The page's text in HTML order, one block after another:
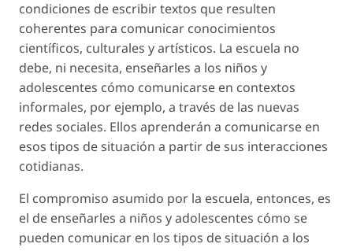
condiciones de escribir textos que resulten
coherentes para comunicar conocimientos
científicos, culturales y artísticos. La escuela no
debe, ni necesita, enseñarles a los niños y
adolescentes cómo comunicarse en contextos
informales, por ejemplo, a través de las nuevas
redes sociales. Ellos aprenderán a comunicarse en
esos tipos de situación a partir de sus interacciones
cotidianas.
El compromiso asumido por la escuela, entonces, es
el de enseñarles a niños y adolescentes cómo se
pueden comunicar en los tipos de situación a los